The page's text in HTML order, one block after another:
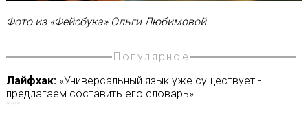
Фото из «Фейсбука»Ольги Любимовой
Популярное
Лайфхак:«Универсальный язык уже существует -
предлагаем составить его словарь»
25/10/2017